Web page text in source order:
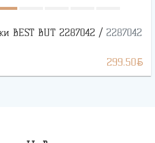
BEST BUT 2287042 / 2287042
299.50BYN